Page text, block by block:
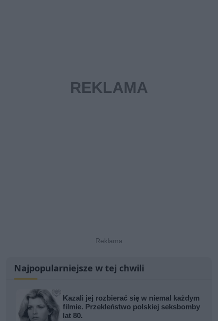
Najpopularniejsze w tej chwili
Kazali jej rozbierać się w niemal każdym
filmie. Przekleństwo polskiej seksbomby
lat 80.